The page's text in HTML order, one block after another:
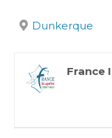
Dunkerque
France